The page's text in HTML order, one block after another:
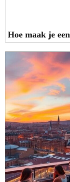
Hoe maak je